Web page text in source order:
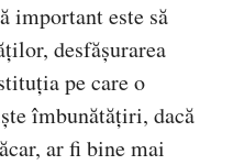
important este să
desfășurarea
pe care o
îmbunătățiri, dacă
ar fi bine mai